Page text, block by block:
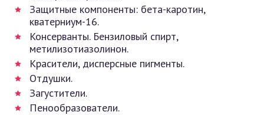
Защитные компоненты: бета-каротин,
кватерниум-16.
Консерванты. Бензиловый спирт,
метилизотиазолинон.
Красители, дисперсные пигменты.
Отдушки.
Загустители.
Пенообразователи.